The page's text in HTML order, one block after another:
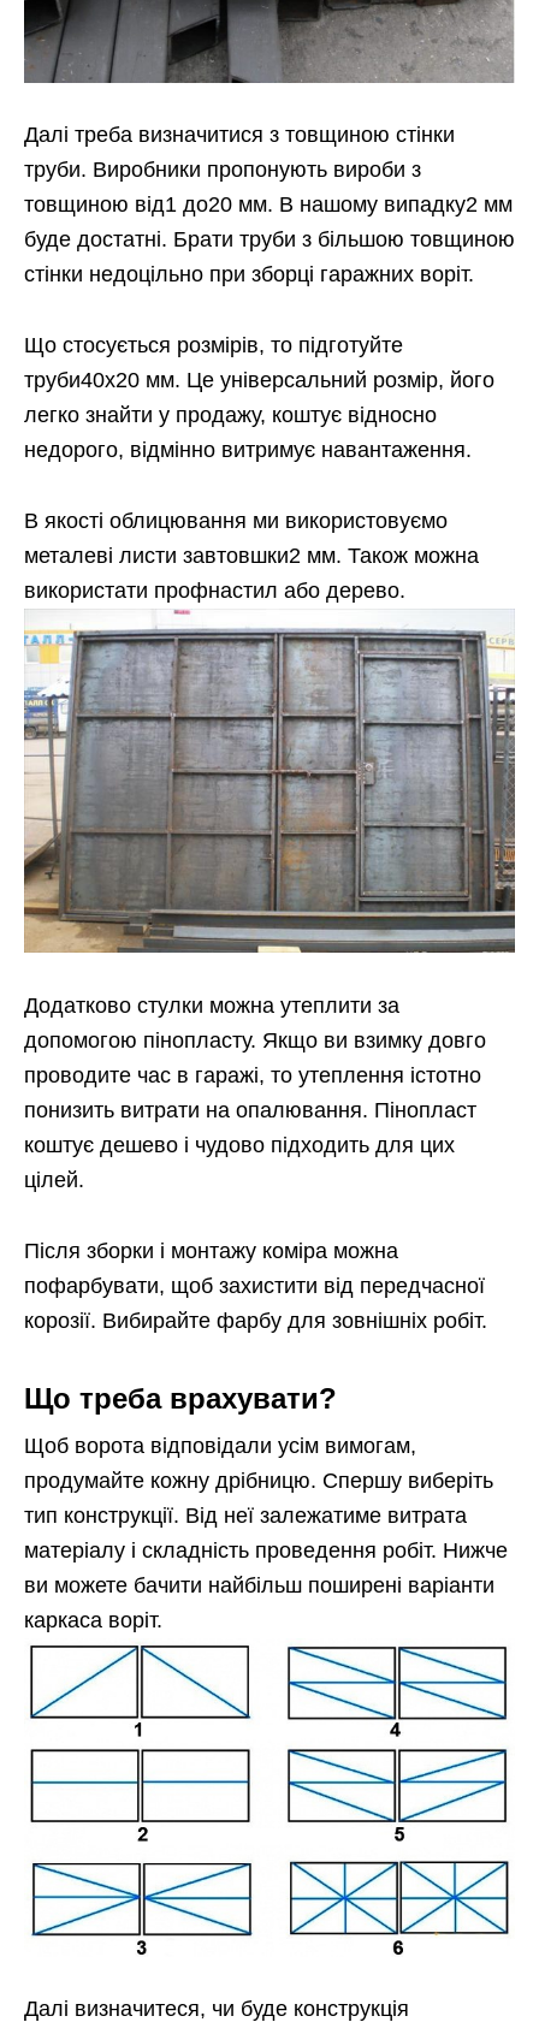
Далі треба визначитися з товщиною стінки
труби. Виробники пропонують вироби з
товщиною від1 до20 мм. В нашому випадку2 мм
буде достатні. Брати труби з більшою товщиною
стінки недоцільно при зборці гаражних воріт.
Що стосується розмірів, то підготуйте
труби40х20 мм. Це універсальний розмір, його
легко знайти у продажу, коштує відносно
недорого, відмінно витримує навантаження.
В якості облицювання ми використовуємо
металеві листи завтовшки2 мм. Також можна
використати профнастил або дерево.
Додатково стулки можна утеплити за
допомогою пінопласту. Якщо ви взимку довго
проводите час в гаражі, то утеплення істотно
понизить витрати на опалювання. Пінопласт
коштує дешево і чудово підходить для цих
цілей.
Після зборки і монтажу коміра можна
пофарбувати, щоб захистити від передчасної
корозії. Вибирайте фарбу для зовнішніх робіт.
Що треба врахувати?
Щоб ворота відповідали усім вимогам,
продумайте кожну дрібницю. Спершу виберіть
тип конструкції. Від неї залежатиме витрата
матеріалу і складність проведення робіт. Нижче
ви можете бачити найбільш поширені варіанти
каркаса воріт.
Далі визначитеся, чи буде конструкція